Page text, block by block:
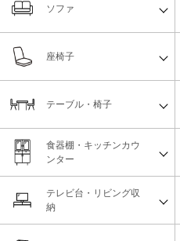
ソファ
座椅子
テーブル・椅子
食器棚・キッチンカウ
ンター
テレビ台・リビング収
納